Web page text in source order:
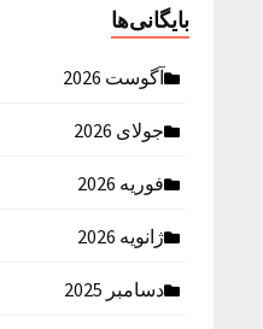
بایگانی‌ها
آگوست 2026
جولای 2026
فوریه 2026
ژانویه 2026
دسامبر 2025